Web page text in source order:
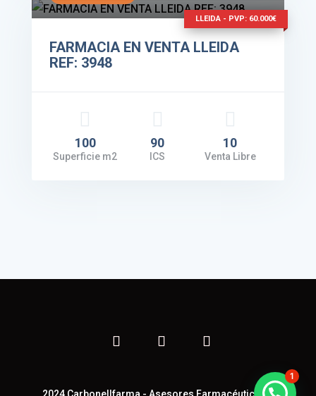
LLEIDA - PVP: 60.000€
FARMACIA EN VENTA LLEIDA
REF: 3948
100
Superficie m2
90
ICS
10
Venta Libre
1